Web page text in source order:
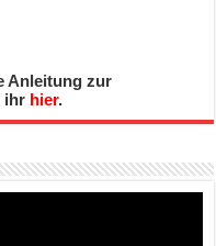
Anleitung zur
ihr hier.